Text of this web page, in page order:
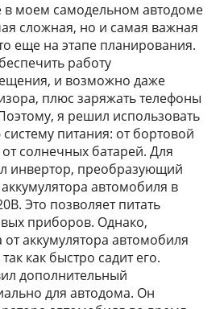
в моем самодельном автодоме
сложная, но и самая важная
еще на этапе планирования.
работу
и возможно даже
плюс заряжать телефоны
я решил использовать
питания: от бортовой
солнечных батарей. Для
инвертор, преобразующий
автомобиля в
Это позволяет питать
приборов. Однако,
аккумулятора автомобиля
как быстро садит его.
дополнительный
для автодома. Он